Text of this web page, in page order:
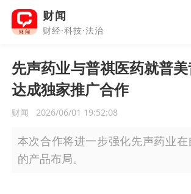
财闻
财经·科技·法治
先声药业与普祺医药就普
达成独家推广合作
财闻 2026/06/01 19:52:08
本次合作将进一步强化先声药业
的产品布局。